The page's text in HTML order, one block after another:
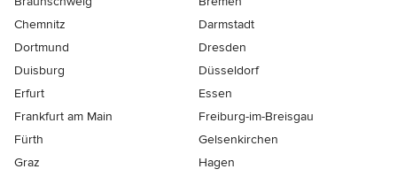
Chemnitz
Darmstadt
Dortmund
Dresden
Duisburg
Düsseldorf
Erfurt
Essen
Frankfurt am Main
Freiburg-im-Breisgau
Fürth
Gelsenkirchen
Graz
Hagen